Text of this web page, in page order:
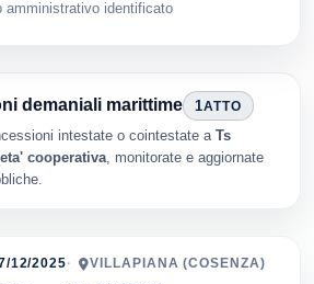
amministrativo identificato
demaniali marittime 1ATTO
intestate o cointestate a Ts
cooperativa, monitorate e aggiornate
12/2025 VILLAPIANA (COSENZA)